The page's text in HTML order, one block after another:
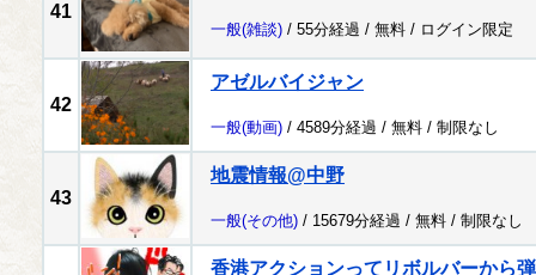
41
一般(雑談) / 55分経過 / 無料 / ログイン限定
42
アゼルバイジャン
一般(動画) / 4589分経過 / 無料 / 制限なし
43
地震情報@中野
一般(その他) / 15679分経過 / 無料 / 制限なし
香港アクションってリボルバーから